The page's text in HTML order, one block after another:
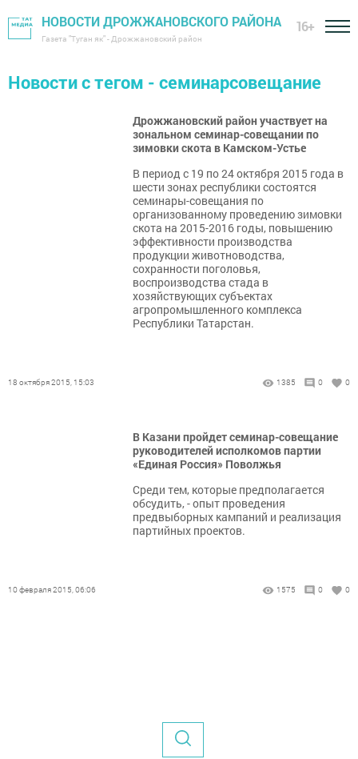
НОВОСТИ ДРОЖЖАНОВСКОГО РАЙОНА
Газета "Туган як" - Дрожжановский район
16+
Новости с тегом - семинарсовещание
Дрожжановский район участвует на
зональном семинар-совещании по
зимовки скота в Камском-Устье
В период с 19 по 24 октября 2015 года в
шести зонах республики состоятся
семинары-совещания по
организованному проведению зимовки
скота на 2015-2016 годы, повышению
эффективности производства
продукции животноводства,
сохранности поголовья,
воспроизводства стада в
хозяйствующих субъектах
агропромышленного комплекса
Республики Татарстан.
18 октября 2015, 15:03 1385 0 0
В Казани пройдет семинар-совещание
руководителей исполкомов партии
«Единая Россия» Поволжья
Среди тем, которые предполагается
обсудить, - опыт проведения
предвыборных кампаний и реализация
партийных проектов.
10 февраля 2015, 06:06 1575 0 0